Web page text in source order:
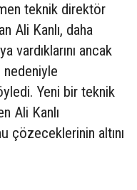
teknik direktör
Ali Kanlı, daha
vardıklarını ancak
nedeniyle
Yeni bir teknik
Ali Kanlı
çözeceklerinin altını